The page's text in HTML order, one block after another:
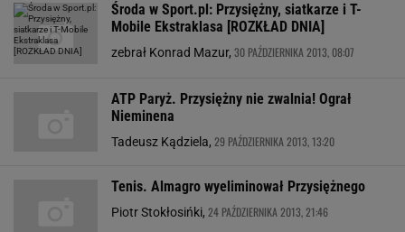
Środa w Sport.pl: Przysiężny, siatkarze i T-
Mobile Ekstraklasa [ROZKŁAD DNIA]
zebrał Konrad Mazur, 30 PAŹDZIERNIKA 2013, 08:07
ATP Paryż. Przysiężny nie zwalnia! Ograł
Nieminena
Tadeusz Kądziela, 29 PAŹDZIERNIKA 2013, 13:20
Tenis. Almagro wyeliminował Przysiężnego
Piotr Stokłosińki, 24 PAŹDZIERNIKA 2013, 21:46